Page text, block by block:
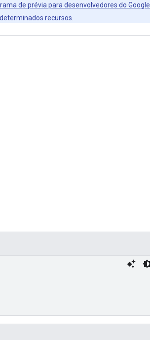
de prévia para desenvolvedores do Google
recursos.